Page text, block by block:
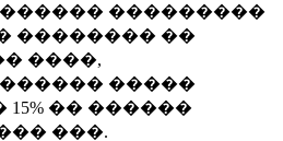
���������
�������� ��
����,
�����
15% �� ������
���.